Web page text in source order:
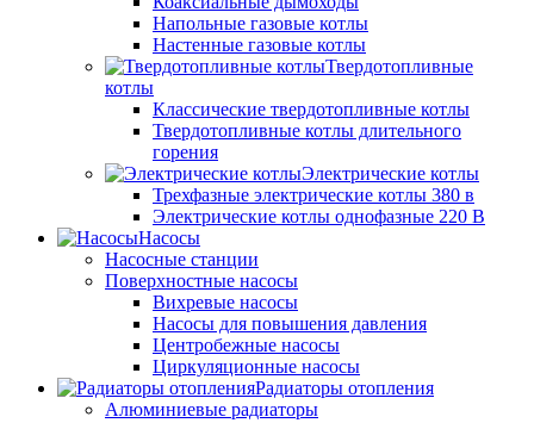
Напольные газовые котлы
Настенные газовые котлы
Твердотопливные
котлы
Классические твердотопливные котлы
Твердотопливные котлы длительного
горения
Электрические котлы
Трехфазные электрические котлы 380 в
Электрические котлы однофазные 220 В
Насосы
Насосные станции
Поверхностные насосы
Вихревые насосы
Насосы для повышения давления
Центробежные насосы
Циркуляционные насосы
Радиаторы отопления
Алюминиевые радиаторы